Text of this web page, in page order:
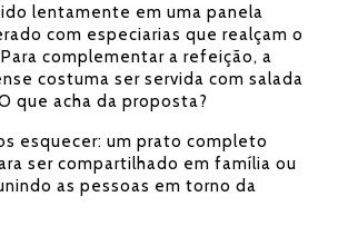
lentamente em uma panela
com especiarias que realçam o
complementar a refeição, a
costuma ser servida com salada
que acha da proposta?
esquecer: um prato completo
ser compartilhado em família ou
as pessoas em torno da